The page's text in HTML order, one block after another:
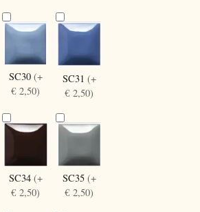
SC30 (+
€ 2,50)
SC31 (+
€ 2,50)
SC34 (+
€ 2,50)
SC35 (+
€ 2,50)